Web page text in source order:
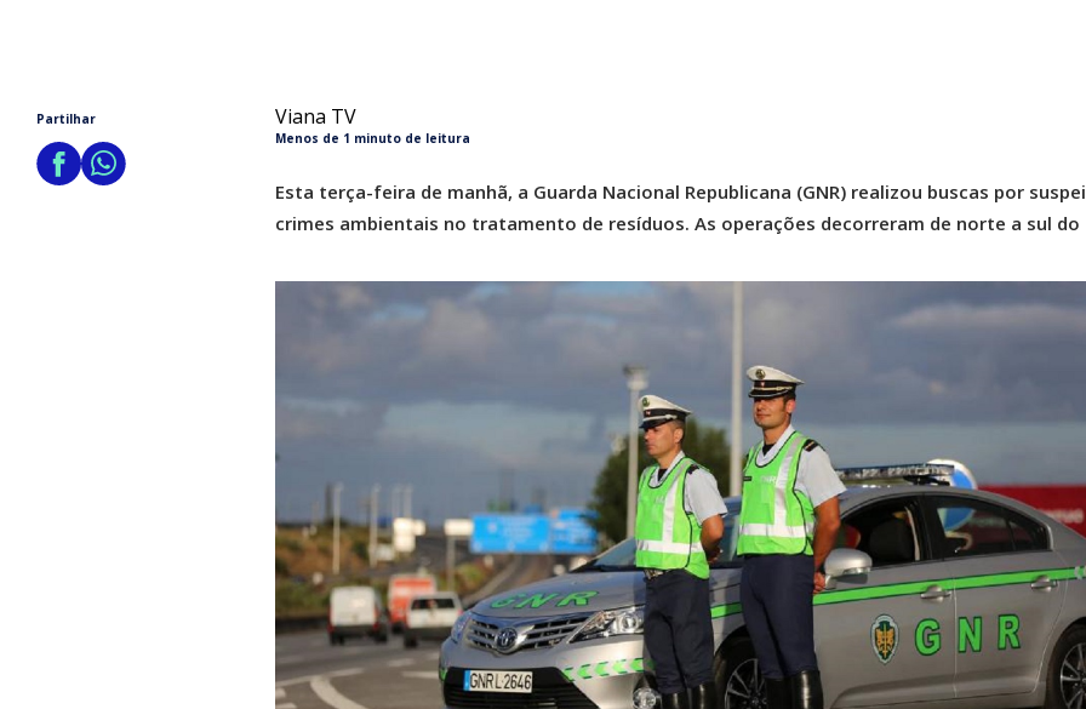
Partilhar Viana TV
Menos de 1 minuto de leitura
Esta terça-feira de manhã, a Guarda Nacional Republicana (GNR) realizou buscas por
crimes ambientais no tratamento de resíduos. As operações decorreram de norte a sul do